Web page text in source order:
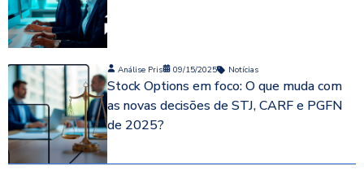
Análise Pris 09/15/2025 Notícias
Stock Options em foco: O que muda com
as novas decisões de STJ, CARF e PGFN
de 2025?